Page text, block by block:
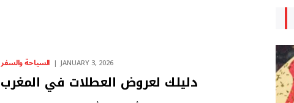
السياحة والسفر JANUARY 3, 2026
دليلك لعروض العطلات في المغرب